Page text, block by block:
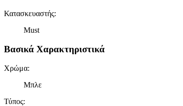
Κατασκευαστής:
Must
Βασικά Χαρακτηριστικά
Χρώμα:
Μπλε
Τύπος: